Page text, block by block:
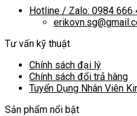
Hotline / Zalo: 0984 666
Tư vấn kỹ thuật
Chính sách đại lý
Chính sách đổi trả hàng
Tuyển Dụng Nhân Viên
Sản phẩm nổi bật